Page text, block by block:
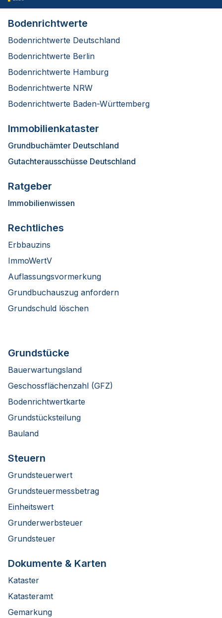
Bodenrichtwerte
Bodenrichtwerte Deutschland
Bodenrichtwerte Berlin
Bodenrichtwerte Hamburg
Bodenrichtwerte NRW
Bodenrichtwerte Baden-Württemberg
Immobilienkataster
Grundbuchämter Deutschland
Gutachterausschüsse Deutschland
Ratgeber
Immobilienwissen
Rechtliches
Erbbauzins
ImmoWertV
Auflassungsvormerkung
Grundbuchauszug anfordern
Grundschuld löschen
Grundstücke
Bauerwartungsland
Geschossflächenzahl (GFZ)
Bodenrichtwertkarte
Grundstücksteilung
Bauland
Steuern
Grundsteuerwert
Grundsteuermessbetrag
Einheitswert
Grunderwerbsteuer
Grundsteuer
Dokumente & Karten
Kataster
Katasteramt
Gemarkung